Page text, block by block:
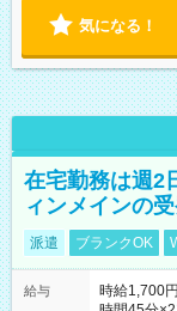
気になる！
在宅勤務は週2
ィンメインの
派遣 ブランクOK
給与
時給1,700